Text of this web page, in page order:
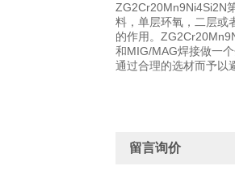
ZG2Cr20Mn9Ni4Si2N
料，单层环氧，二层或
的作用。
和MIG/MAG焊接做一
通过合理的选材而予以
留言询价